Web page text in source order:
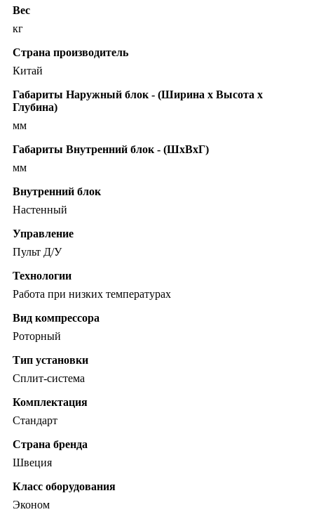
Вес
кг
Страна производитель
Китай
Габариты Наружный блок - (Ширина х Высота х
Глубина)
мм
Габариты Внутренний блок - (ШхВхГ)
мм
Внутренний блок
Настенный
Управление
Пульт Д/У
Технологии
Работа при низких температурах
Вид компрессора
Роторный
Тип установки
Сплит-система
Комплектация
Стандарт
Страна бренда
Швеция
Класс оборудования
Эконом